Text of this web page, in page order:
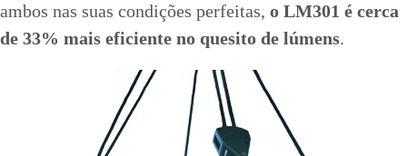
ambos nas suas condições perfeitas, o LM301 é cerca
de 33% mais eficiente no quesito de lúmens.